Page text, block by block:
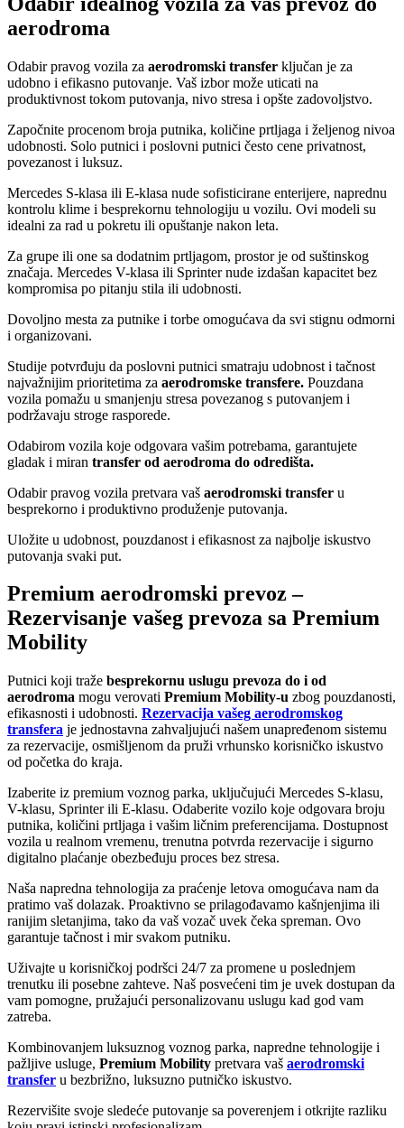
aerodroma
Odabir pravog vozila za aerodromski transfer ključan je za
udobno i efikasno putovanje. Vaš izbor može uticati na
produktivnost tokom putovanja, nivo stresa i opšte zadovoljstvo.
Započnite procenom broja putnika, količine prtljaga i željenog nivoa
udobnosti. Solo putnici i poslovni putnici često cene privatnost,
povezanost i luksuz.
Mercedes S-klasa ili E-klasa nude sofisticirane enterijere, naprednu
kontrolu klime i besprekornu tehnologiju u vozilu. Ovi modeli su
idealni za rad u pokretu ili opuštanje nakon leta.
Za grupe ili one sa dodatnim prtljagom, prostor je od suštinskog
značaja. Mercedes V-klasa ili Sprinter nude izdašan kapacitet bez
kompromisa po pitanju stila ili udobnosti.
Dovoljno mesta za putnike i torbe omogućava da svi stignu odmorni
i organizovani.
Studije potvrđuju da poslovni putnici smatraju udobnost i tačnost
najvažnijim prioritetima za aerodromske transfere. Pouzdana
vozila pomažu u smanjenju stresa povezanog s putovanjem i
podržavaju stroge rasporede.
Odabirom vozila koje odgovara vašim potrebama, garantujete
gladak i miran transfer od aerodroma do odredišta.
Odabir pravog vozila pretvara vaš aerodromski transfer u
besprekorno i produktivno produženje putovanja.
Uložite u udobnost, pouzdanost i efikasnost za najbolje iskustvo
putovanja svaki put.
Premium aerodromski prevoz –
Rezervisanje vašeg prevoza sa Premium
Mobility
Putnici koji traže besprekornu uslugu prevoza do i od
aerodroma mogu verovati Premium Mobility-u zbog pouzdanosti,
efikasnosti i udobnosti. Rezervacija vašeg aerodromskog
transfera je jednostavna zahvaljujući našem unapređenom sistemu
za rezervacije, osmišljenom da pruži vrhunsko korisničko iskustvo
od početka do kraja.
Izaberite iz premium voznog parka, uključujući Mercedes S-klasu,
V-klasu, Sprinter ili E-klasu. Odaberite vozilo koje odgovara broju
putnika, količini prtljaga i vašim ličnim preferencijama. Dostupnost
vozila u realnom vremenu, trenutna potvrda rezervacije i sigurno
digitalno plaćanje obezbeđuju proces bez stresa.
Naša napredna tehnologija za praćenje letova omogućava nam da
pratimo vaš dolazak. Proaktivno se prilagođavamo kašnjenjima ili
ranijim sletanjima, tako da vaš vozač uvek čeka spreman. Ovo
garantuje tačnost i mir svakom putniku.
Uživajte u korisničkoj podršci 24/7 za promene u poslednjem
trenutku ili posebne zahteve. Naš posvećeni tim je uvek dostupan da
vam pomogne, pružajući personalizovanu uslugu kad god vam
zatreba.
Kombinovanjem luksuznog voznog parka, napredne tehnologije i
pažljive usluge, Premium Mobility pretvara vaš aerodromski
transfer u bezbrižno, luksuzno putničko iskustvo.
Rezervišite svoje sledeće putovanje sa poverenjem i otkrijte razliku